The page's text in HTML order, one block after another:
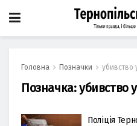
Головна Позначки убивство
Позначка:убивство
Поліція